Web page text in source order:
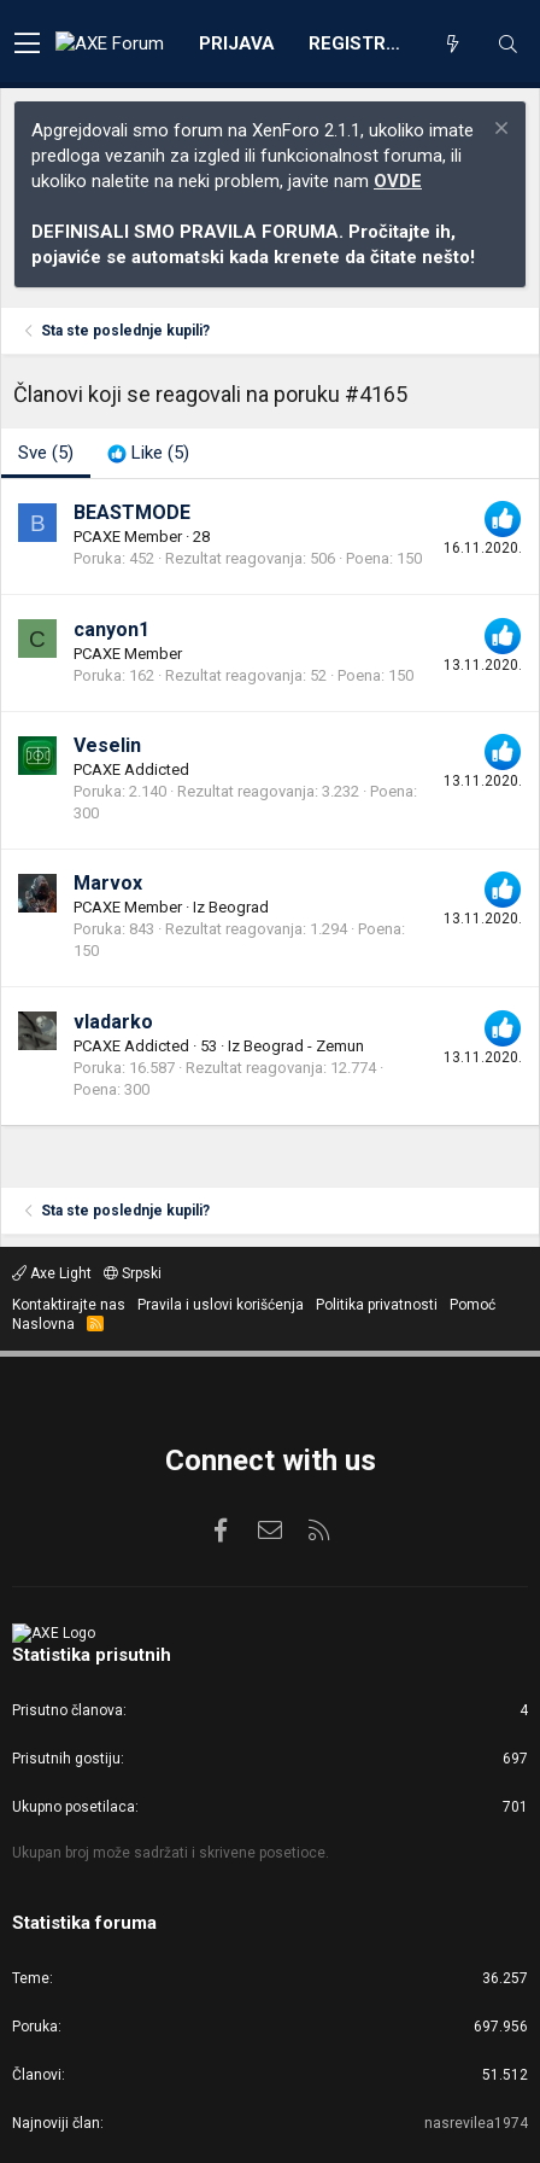
PRIJAVA REGISTRACIJA
Apgrejdovali smo forum na XenForo 2.1.1, ukoliko imate
predloga vezanih za izgled ili funkcionalnost foruma, ili
ukoliko naletite na neki problem, javite nam OVDE
DEFINISALI SMO PRAVILA FORUMA. Pročitajte ih,
pojaviće se automatski kada krenete da čitate nešto!
Sta ste poslednje kupili?
Članovi koji se reagovali na poruku #4165
Sve (5) Like (5)
B
16.11.2020.
BEASTMODE
PCAXE Member · 28
Poruka 452 Rezultat reagovanja 506 Poena 150
C
13.11.2020.
canyon1
PCAXE Member
Poruka 162 Rezultat reagovanja 52 Poena 150
13.11.2020.
Veselin
PCAXE Addicted
Poruka 2.140 Rezultat reagovanja 3.232
Poena
300
13.11.2020.
Marvox
PCAXE Member · Iz Beograd
Poruka 843 Rezultat reagovanja 1.294
Poena
150
13.11.2020.
vladarko
PCAXE Addicted · 53 · Iz Beograd - Zemun
Poruka 16.587 Rezultat reagovanja 12.774
Poena 300
Sta ste poslednje kupili?
Axe Light
Srpski
Kontaktirajte nas
Pravila i uslovi korišćenja Politika privatnosti
Pomoć
Naslovna
R
S
Connect with us
FacebookKontaktirajte nas
Statistika prisutnih
Prisutno članova 4
Prisutnih gostiju 697
Ukupno posetilaca 701
Ukupan broj može sadržati i skrivene posetioce.
Statistika foruma
Teme 36.257
Poruka 697.956
Članovi 51.512
Najnoviji član nasrevilea1974